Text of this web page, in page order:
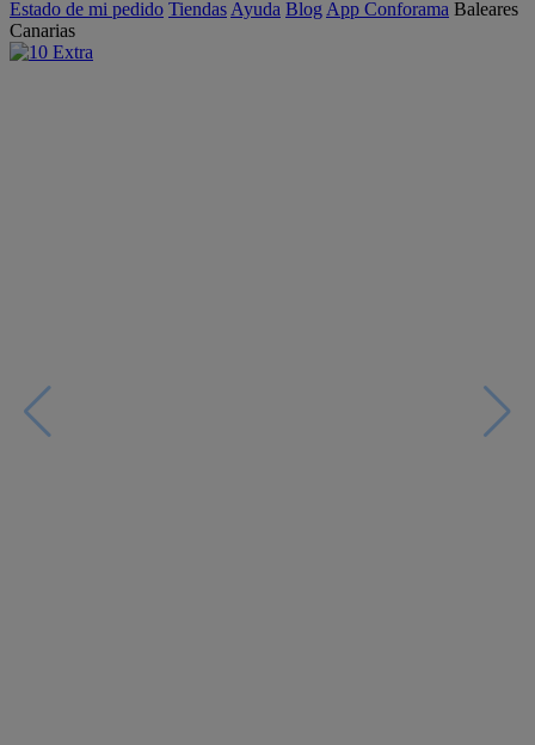
Estado de mi pedido Tiendas Ayuda Blog App Conforama Baleares
Canarias